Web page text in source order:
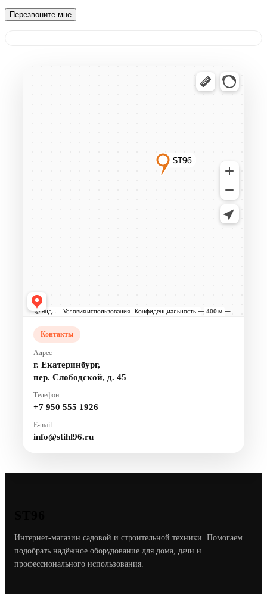
Контакты
Адрес
г. Екатеринбург,
пер. Слободской, д. 45
Телефон
+7 950 555 1926
E-mail
info@stihl96.ru
Интернет-магазин садовой и строительной техники. Помогаем
подобрать надёжное оборудование для дома, дачи и
профессионального использования.